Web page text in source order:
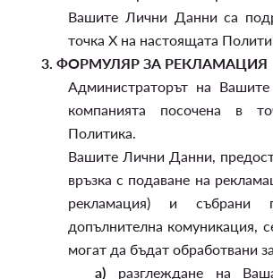
Вашите Лични Данни са
точка X на настоящата
3. ФОРМУЛЯР ЗА РЕКЛАМАЦИЯ
Администраторът на
компанията посочена в
Политика.
Вашите Лични Данни,
връзка с подаване на
рекламация) и събрани
допълнителна комуникация,
могат да бъдат обработвани
а) разглеждане на